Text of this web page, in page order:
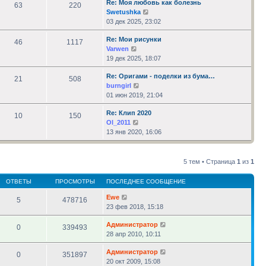
сообщению
63 220
Re: Моя любовь как болезнь
Swetushka
к
последнему
сообщению
03 дек 2025, 23:02
46 1117
Re: Мои рисунки
Varwen
к
последнему
сообщению
19 дек 2025, 18:07
21 508
Re: Оригами - поделки из бума…
burngirl
к
последнему
сообщению
01 июн 2019, 21:04
10 150
Re: Клип 2020
Ol_2011
к
последнему
13 янв 2020, 16:06
5 тем • Страница 1 из 1
ОТВЕТЫ ПРОСМОТРЫ ПОСЛЕДНЕЕ СООБЩЕНИЕ
5 478716
Ewe
23 фев 2018, 15:18
0 339493
Администратор
28 апр 2010, 10:11
0 351897
Администратор
20 окт 2009, 15:08